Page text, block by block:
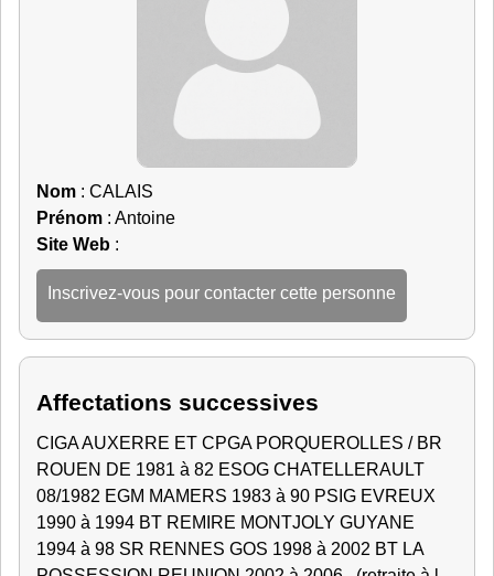
Nom : CALAIS
Prénom : Antoine
Site Web :
Inscrivez-vous pour contacter cette personne
Affectations successives
CIGA AUXERRE ET CPGA PORQUEROLLES / BR
ROUEN DE 1981 à 82 ESOG CHATELLERAULT
08/1982 EGM MAMERS 1983 à 90 PSIG EVREUX
1990 à 1994 BT REMIRE MONTJOLY GUYANE
1994 à 98 SR RENNES GOS 1998 à 2002 BT LA